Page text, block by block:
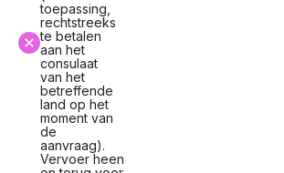
toepassing,
rechtstreeks
te betalen
aan het
consulaat
van het
betreffende
land op het
moment van
de
aanvraag).
Vervoer heen